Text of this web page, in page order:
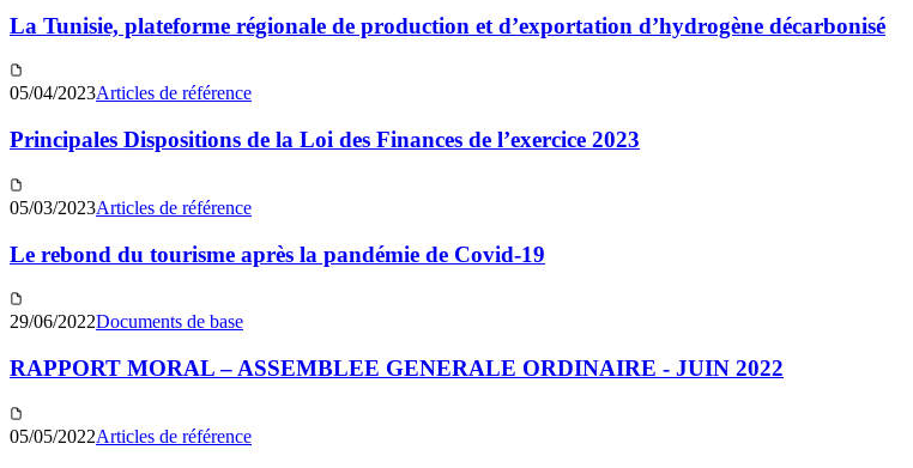
La Tunisie, plateforme régionale de production et d’exportation d’hydrogène décarbonisé
05/04/2023Articles de référence
Principales Dispositions de la Loi des Finances de l’exercice 2023
05/03/2023Articles de référence
Le rebond du tourisme après la pandémie de Covid-19
29/06/2022Documents de base
RAPPORT MORAL – ASSEMBLEE GENERALE ORDINAIRE - JUIN 2022
05/05/2022Articles de référence